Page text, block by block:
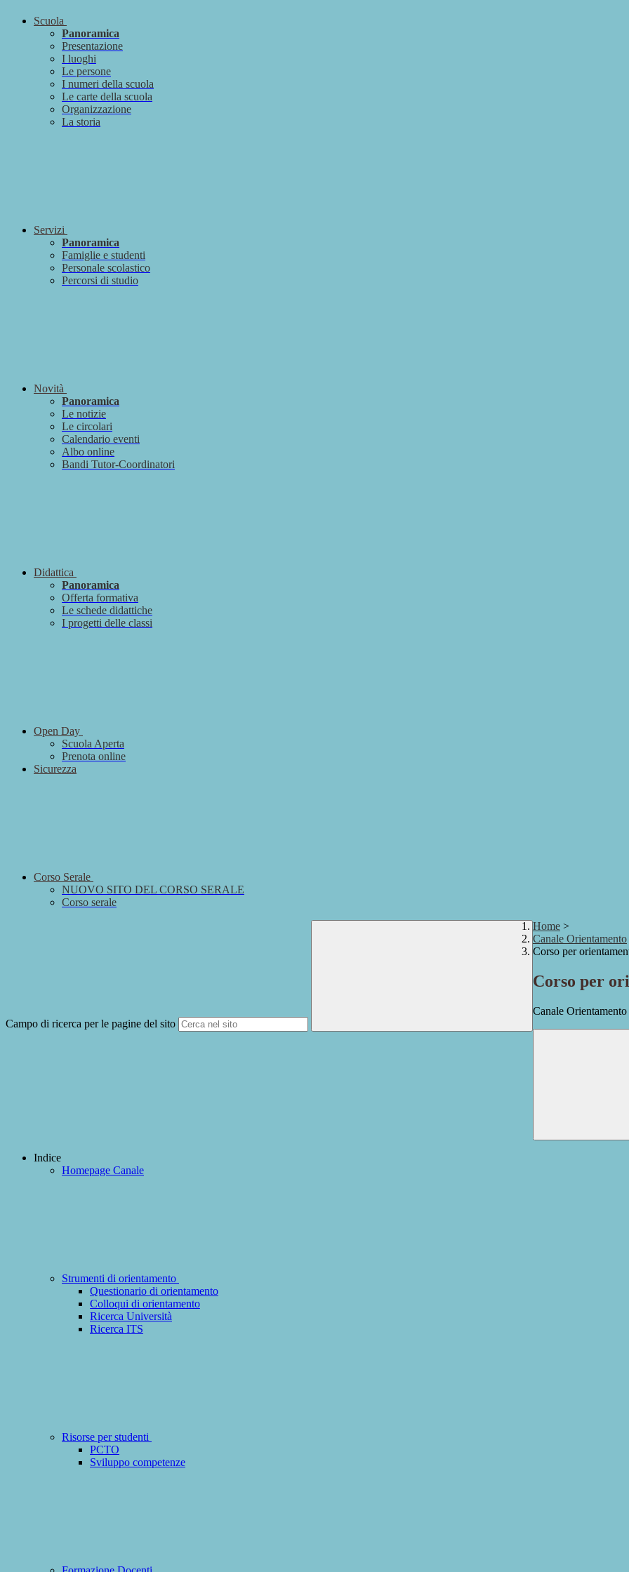
Scuola
Panoramica
Presentazione
I luoghi
Le persone
I numeri della scuola
Le carte della scuola
Organizzazione
La storia
Servizi
Panoramica
Famiglie e studenti
Personale scolastico
Percorsi di studio
Novità
Panoramica
Le notizie
Le circolari
Calendario eventi
Albo online
Bandi Tutor-Coordinatori
Didattica
Panoramica
Offerta formativa
Le schede didattiche
I progetti delle classi
Open Day
Scuola Aperta
Prenota online
Sicurezza
Corso Serale
NUOVO SITO DEL CORSO SERALE
Corso serale
Campo di ricerca per le pagine del sito
Home >
Canale Orientamento
Corso per
Corso per
Canale Orientamento
Indice
Homepage Canale
Strumenti di orientamento
Questionario di orientamento
Colloqui di orientamento
Ricerca Università
Ricerca ITS
Risorse per studenti
PCTO
Sviluppo competenze